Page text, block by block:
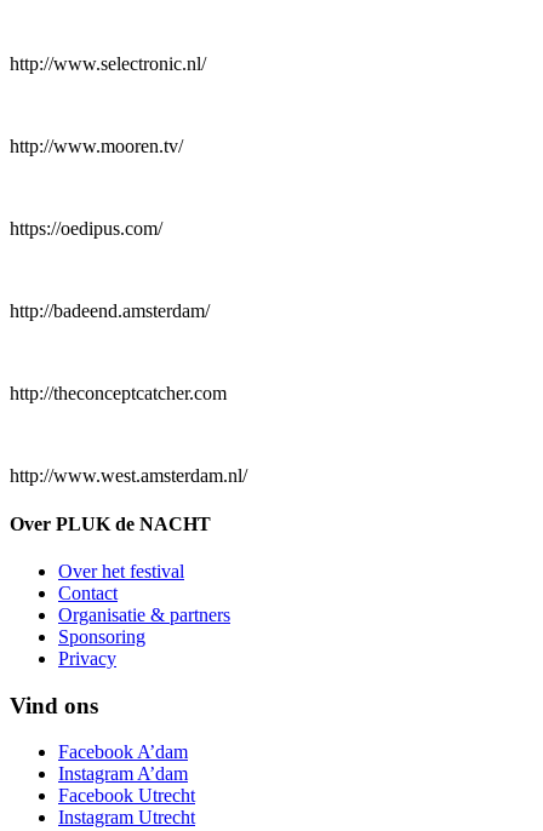
http://www.selectronic.nl/
http://www.mooren.tv/
https://oedipus.com/
http://badeend.amsterdam/
http://theconceptcatcher.com
http://www.west.amsterdam.nl/
Over PLUK de NACHT
Over het festival
Contact
Organisatie & partners
Sponsoring
Privacy
Vind ons
Facebook A’dam
Instagram A’dam
Facebook Utrecht
Instagram Utrecht